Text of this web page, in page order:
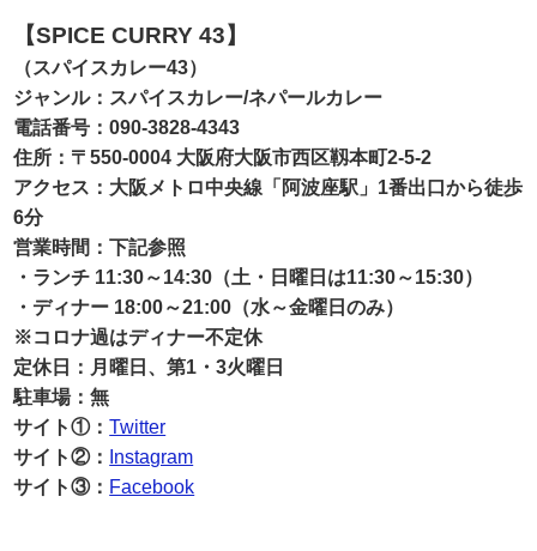
【SPICE CURRY 43】
（スパイスカレー43）
ジャンル：スパイスカレー/ネパールカレー
電話番号：090-3828-4343
住所：〒550-0004 大阪府大阪市西区靱本町2-5-2
アクセス：大阪メトロ中央線「阿波座駅」1番出口から徒歩
6分
営業時間：下記参照
・ランチ 11:30～14:30（土・日曜日は11:30～15:30）
・ディナー 18:00～21:00（水～金曜日のみ）
※コロナ過はディナー不定休
定休日：月曜日、第1・3火曜日
駐車場：無
サイト①：Twitter
サイト②：
Instagram
サイト③： Facebook